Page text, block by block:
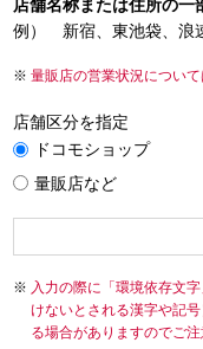
店舗名称または住所の一
例） 新宿、東池袋、浪
量販店の営業状況につい
店舗区分を指定
ドコモショップ
量販店など
入力の際に「環境依存文
けないとされる漢字や記
る場合がありますのでご注